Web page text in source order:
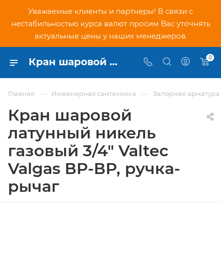
Уважаемые клиенты и партнеры! В связи с
нестабильностью курса валют просим Вас уточнять
актуальные цены у наших менеджеров.
Кран шаровой латунный никель газовый 3/4" Valtec Valgas ВР-ВР, ручка-рычаг (VT.271.N.05) - купить по низкой цене в Москве, интернет-магазин PNDtech.ru 0
Главная — Инженерная сантехника — Запорная арматура
Кран шаровой
латунный никель
газовый 3/4" Valtec
Valgas ВР-ВР, ручка-
рычаг